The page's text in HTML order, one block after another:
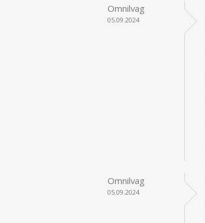
Omnilvag
05.09.2024
Omnilvag
05.09.2024